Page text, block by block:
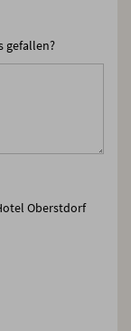
gefallen?
Oberstdorf